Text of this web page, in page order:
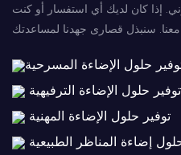
إذا كان لديك أي استفسار أو كنت
حلول الإضاءة المسرحية
توفير حلول الإضاءة الترفيهية
توفير حلول الإضاءة المهنية
إضاءة المناظر الطبيعية